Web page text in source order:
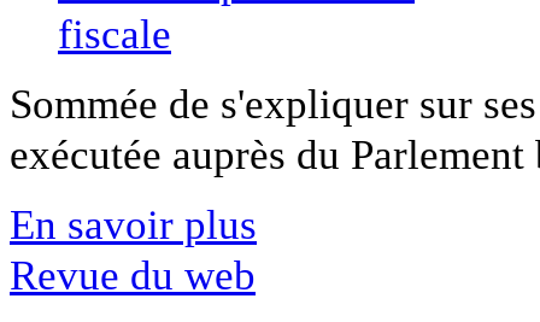
Sommée de s'expliquer sur
exécutée auprès du
En savoir plus
Revue du web